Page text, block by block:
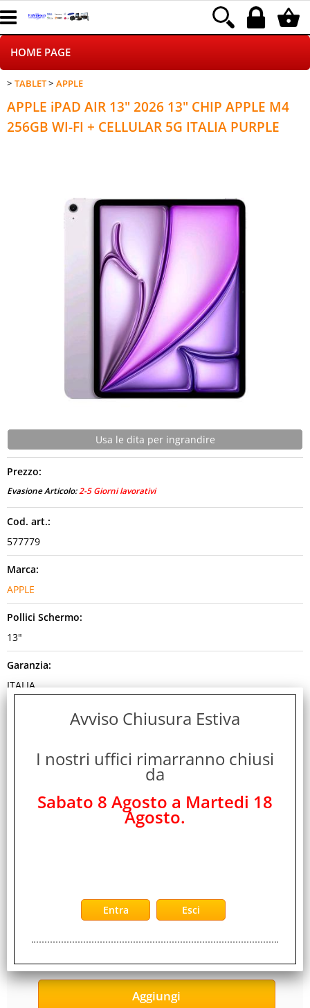
HOME PAGE
CHI SIAMO
LOGISTICA
SINCRONIZZATI CON NOI
TABLET APPLE
APPLE iPAD AIR 13" 2026 13" CHIP APPLE M4
256GB WI-FI + CELLULAR 5G ITALIA PURPLE
Usa le dita per ingrandire
Prezzo:
Evasione Articolo:2-5 Giorni lavorativi
Cod. art.:
577779
Marca:
APPLE
Pollici Schermo:
13"
Garanzia:
ITALIA
Cod. EAN:
Cod. Produttore:
Avviso Chiusura Estiva
I nostri uffici rimarranno chiusi
da
Sabato 8 Agosto a Martedi 18
Agosto.